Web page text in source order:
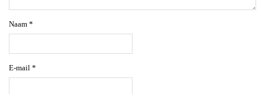
Naam *
E-mail *